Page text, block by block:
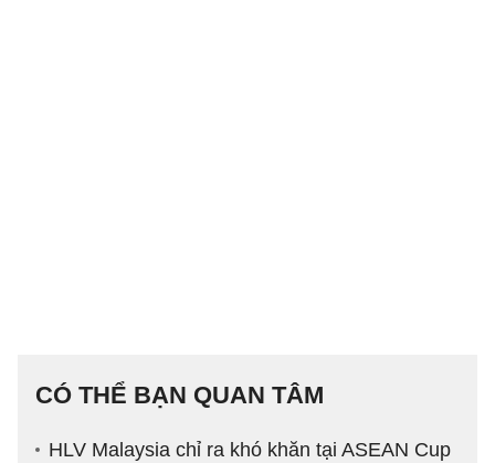
CÓ THỂ BẠN QUAN TÂM
HLV Malaysia chỉ ra khó khăn tại ASEAN Cup